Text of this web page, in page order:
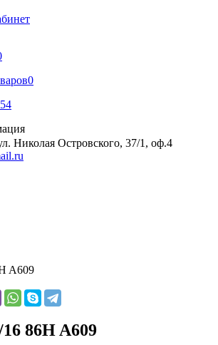
0
Николая Островского, 37/1, оф.4
A609
86H A609